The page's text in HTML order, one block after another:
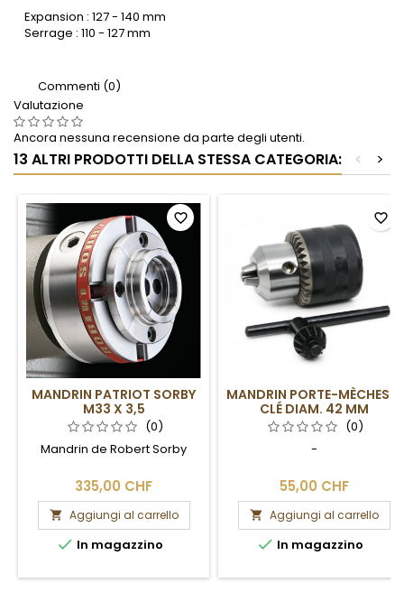
Expansion : 127 - 140 mm
Serrage : 110 - 127 mm
Commenti (0)
Valutazione
Ancora nessuna recensione da parte degli utenti.
13 ALTRI PRODOTTI DELLA STESSA CATEGORIA: >
<
MANDRIN PATRIOT SORBY
M33 X 3,5
(0)
Mandrin de Robert Sorby
335,00 CHF
 Aggiungi al carrello
 In magazzino
favorite_border
MANDRIN PORTE-MÈCHES À
CLÉ DIAM. 42 MM
(0)
-
55,00 CHF
 Aggiungi al carrello
 In magazzino
favorite_border